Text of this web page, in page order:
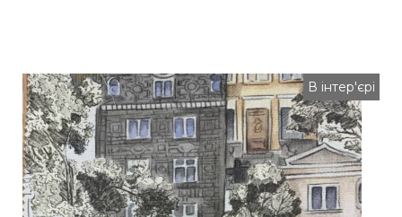
В інтер'єрі